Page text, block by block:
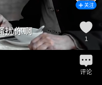
关注
1
评论